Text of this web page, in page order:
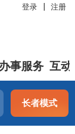
登录 注册
办事服务 互动
长者模式